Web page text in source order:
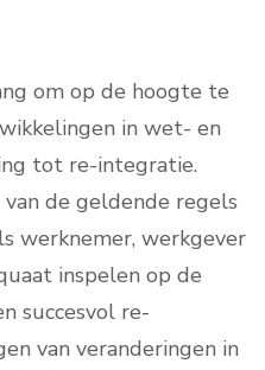
om op de hoogte te
in wet- en
tot re-integratie.
de geldende regels
werknemer, werkgever
inspelen op de
succesvol re-
van veranderingen in